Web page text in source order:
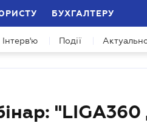
БУХГАЛТЕРУ
Інтерв'ю Події
"LIGA360